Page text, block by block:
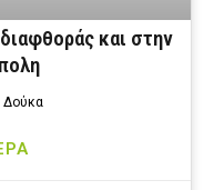
και στην
Δούκα